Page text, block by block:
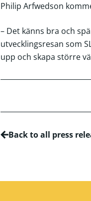
Philip Arfwedson
– Det känns bra och
utvecklingsresan som
upp och skapa större
Back to all press